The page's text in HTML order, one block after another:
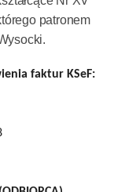
patronem
faktur KSeF: